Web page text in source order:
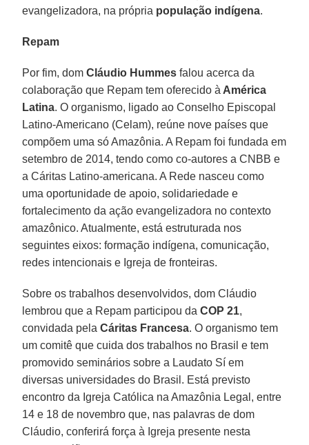
evangelizadora, na própria população indígena.
Repam
Por fim, dom Cláudio Hummes falou acerca da
colaboração que Repam tem oferecido à América
Latina. O organismo, ligado ao Conselho Episcopal
Latino-Americano (Celam), reúne nove países que
compõem uma só Amazônia. A Repam foi fundada em
setembro de 2014, tendo como co-autores a CNBB e
a Cáritas Latino-americana. A Rede nasceu como
uma oportunidade de apoio, solidariedade e
fortalecimento da ação evangelizadora no contexto
amazônico. Atualmente, está estruturada nos
seguintes eixos: formação indígena, comunicação,
redes intencionais e Igreja de fronteiras.
Sobre os trabalhos desenvolvidos, dom Cláudio
lembrou que a Repam participou daCOP 21,
convidada pelaCáritas Francesa. O organismo tem
um comitê que cuida dos trabalhos no Brasil e tem
promovido seminários sobre a Laudato Sí em
diversas universidades do Brasil. Está previsto
encontro da Igreja Católica na Amazônia Legal, entre
14 e 18 de novembro que, nas palavras de dom
Cláudio, conferirá força à Igreja presente nesta